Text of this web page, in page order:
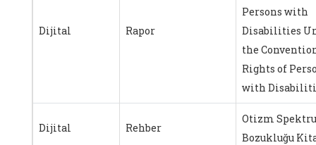
Dijital Rapor
Persons with
Disabilities
the
Rights of
with
Dijital Rehber
Otizm
Bozukluğu